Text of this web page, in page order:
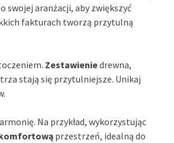
swojej aranżacji, aby zwiększyć
fakturach tworzą przytulną
Zestawieniedrewna,
stają się przytulniejsze. Unikaj
Na przykład, wykorzystując
przestrzeń, idealną do